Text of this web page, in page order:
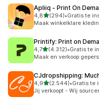
Apliiq ‑ Print On
4,8van 5 sterren
(294)
294 recensies in totaal
•Gratis te
Maak winkelklare
Printify: Print on
4,7van 5 sterren
(4.312)
4312 recensies in totaal
•Gratis te
Maak en verkoop
CJdropshipping:
4,9van 5 sterren
(2.544)
2544 recensies in totaal
•Gratis te
Jij verkoopt - Wij